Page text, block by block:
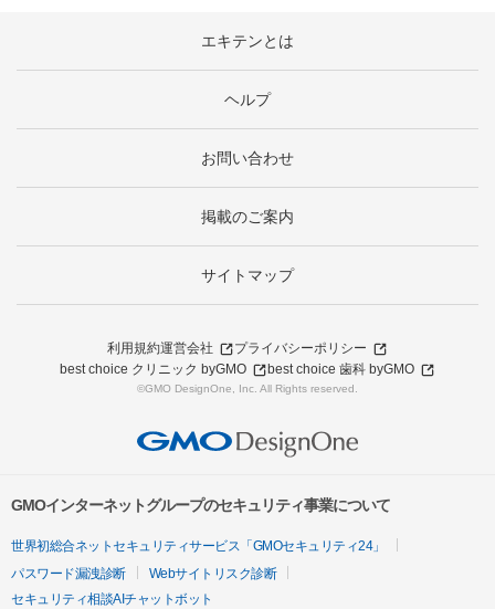
エキテンとは
ヘルプ
お問い合わせ
掲載のご案内
サイトマップ
利用規約運営会社
プライバシーポリシー
best choice クリニック byGMO
best choice 歯科 byGMO
©GMO DesignOne, Inc. All Rights reserved.
GMOインターネットグループのセキュリティ事業について
世界初総合ネットセキュリティサービス「GMOセキュリティ24」
パスワード漏洩診断
Webサイトリスク診断
セキュリティ相談AIチャットボット